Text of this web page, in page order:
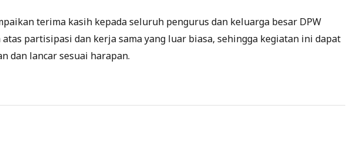
terima kasih kepada seluruh pengurus dan keluarga besar DPW
partisipasi dan kerja sama yang luar biasa, sehingga kegiatan ini dapat
dan lancar sesuai harapan.